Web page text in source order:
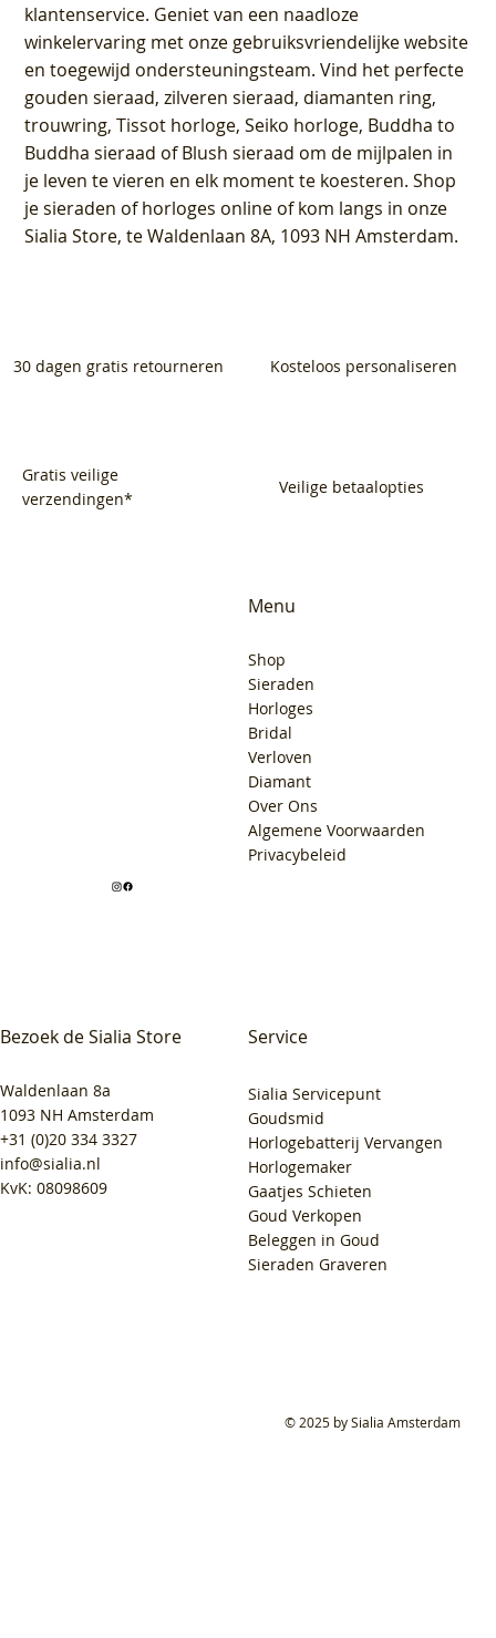
klantenservice. Geniet van een naadloze
winkelervaring met onze gebruiksvriendelijke website
en toegewijd ondersteuningsteam. Vind het perfecte
gouden sieraad, zilveren sieraad, diamanten ring,
trouwring, Tissot horloge, Seiko horloge, Buddha to
Buddha sieraad of Blush sieraad om de mijlpalen in
je leven te vieren en elk moment te koesteren. Shop
je sieraden of horloges online of kom langs in onze
Sialia Store, te Waldenlaan 8A, 1093 NH Amsterdam.
30 dagen gratis retourneren Kosteloos personaliseren
Gratis veilige
verzendingen*
Veilige betaalopties
Bezoek de Sialia Store
Waldenlaan 8a
1093 NH Amsterdam
+31 (0)20 334 3327
info@sialia.nl
KvK: 08098609
Menu
Shop
Sieraden
Horloges
Bridal
Verloven
Diamant
Over Ons
Algemene Voorwaarden
Privacybeleid
Service
Sialia Servicepunt
Goudsmid
Horlogebatterij Vervangen
Horlogemaker
Gaatjes Schieten
Goud Verkopen
Beleggen in Goud
Sieraden Graveren
© 2025 by Sialia Amsterdam